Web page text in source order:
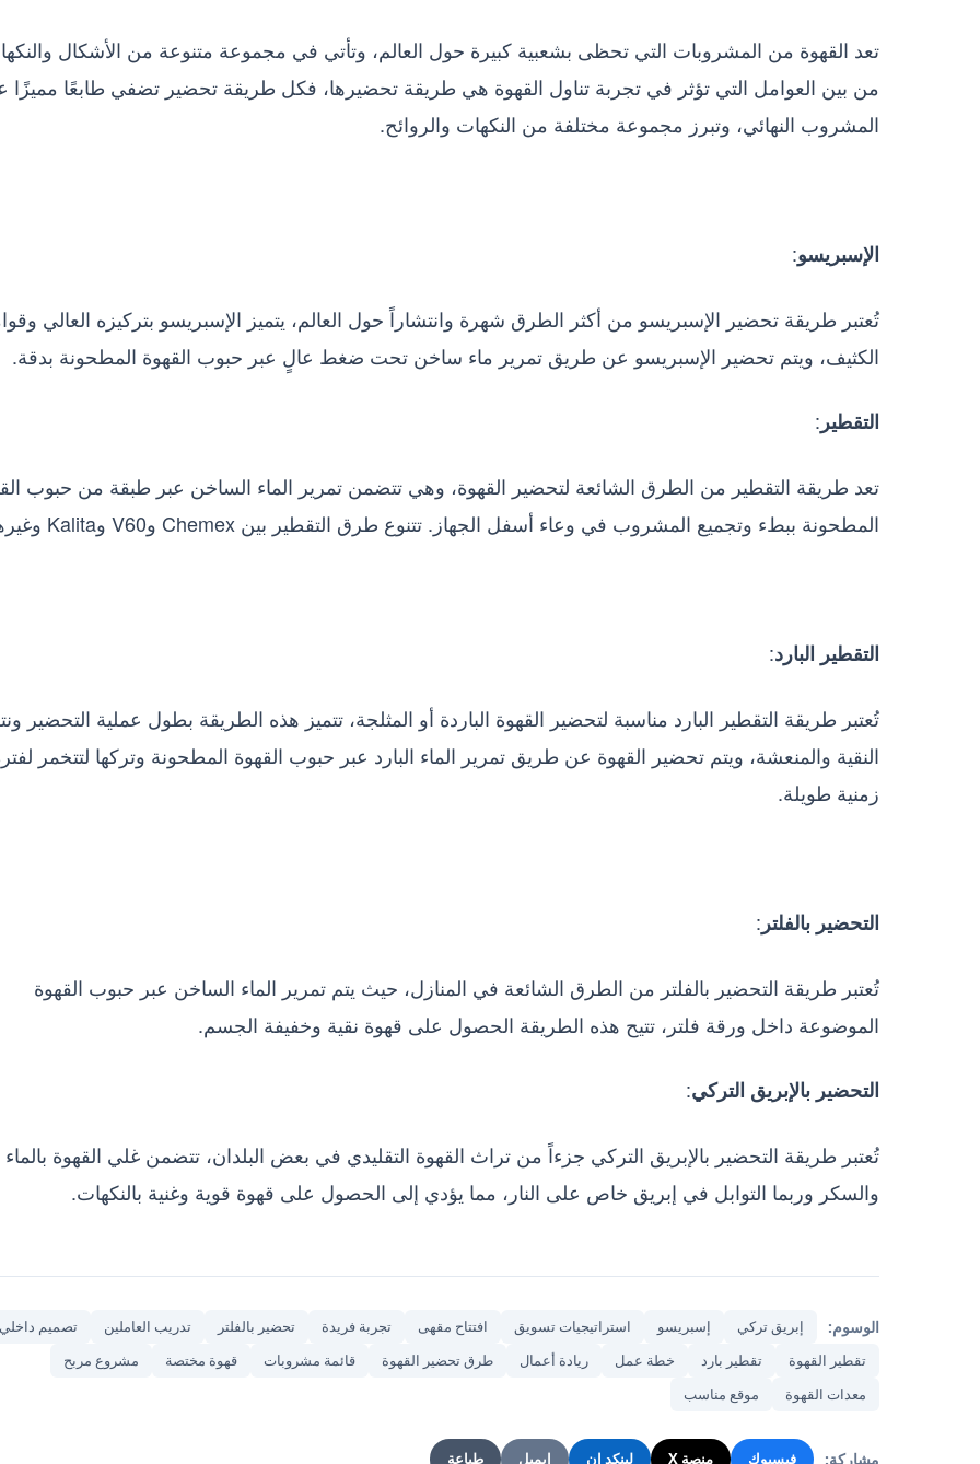
تعد القهوة من المشروبات التي تحظى بشعبية كبيرة حول العالم، وتأتي في مجموعة متنوعة من الأشكال
من بين العوامل التي تؤثر في تجربة تناول القهوة هي طريقة تحضيرها، فكل طريقة تحضير تضفي طابعًا مميزًا
المشروب النهائي، وتبرز مجموعة مختلفة من النكهات والروائح.
الإسبريسو:
تُعتبر طريقة تحضير الإسبريسو من أكثر الطرق شهرة وانتشاراً حول العالم، يتميز الإسبريسو بتركيزه العالي
الكثيف، ويتم تحضير الإسبريسو عن طريق تمرير ماء ساخن تحت ضغط عالٍ عبر حبوب القهوة المطحونة بدقة.
التقطير :
تعد طريقة التقطير من الطرق الشائعة لتحضير القهوة، وهي تتضمن تمرير الماء الساخن عبر طبقة من حبوب
المطحونة ببطء وتجميع المشروب في وعاء أسفل الجهاز. تتنوع طرق التقطير بين Chemex وV60 وKalita وغيرها.
التقطير البارد:
تُعتبر طريقة التقطير البارد مناسبة لتحضير القهوة الباردة أو المثلجة، تتميز هذه الطريقة بطول عملية التحضير
النقية والمنعشة، ويتم تحضير القهوة عن طريق تمرير الماء البارد عبر حبوب القهوة المطحونة وتركها لتتخمر
زمنية طويلة.
التحضير بالفلتر :
تُعتبر طريقة التحضير بالفلتر من الطرق الشائعة في المنازل، حيث يتم تمرير الماء الساخن عبر حبوب القهوة
الموضوعة داخل ورقة فلتر، تتيح هذه الطريقة الحصول على قهوة نقية وخفيفة الجسم.
التحضير بالإبريق التركي:
تُعتبر طريقة التحضير بالإبريق التركي جزءاً من تراث القهوة التقليدي في بعض البلدان، تتضمن غلي القهوة بالماء
والسكر وربما التوابل في إبريق خاص على النار، مما يؤدي إلى الحصول على قهوة قوية وغنية بالنكهات.
الوسوم: إبريق تركي إسبريسو استراتيجيات تسويق افتتاح مقهى تجربة فريدة تحضير بالفلتر تدريب العاملين
تصميم داخلي
تقطير القهوة
تقطير بارد خطة عمل ريادة أعمال طرق تحضير القهوة قائمة مشروبات قهوة مختصة
مشروع مربح
معدات القهوة
موقع مناسب
مشاركة: فيسبوك منصة X لينكد إن إيميل طباعة